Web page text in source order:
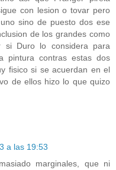
con lesion o tovar pero
sino de puesto dos ese
de los grandes como
si Duro lo considera para
pintura contras estas dos
fisico si se acuerdan en el
de ellos hizo lo que quizo
a las 19:53
marginales, que ni